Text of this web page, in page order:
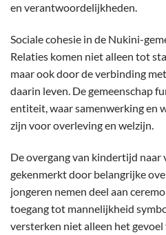
en verantwoordelijkheden.
Sociale cohesie in de Nukini-
Relaties komen niet alleen tot
maar ook door de verbinding
daarin leven. De gemeenschap
entiteit, waar samenwerking en
zijn voor overleving en welzijn.
De overgang van kindertijd
gekenmerkt door belangrijke
jongeren nemen deel aan
toegang tot mannelijkheid
versterken niet alleen het